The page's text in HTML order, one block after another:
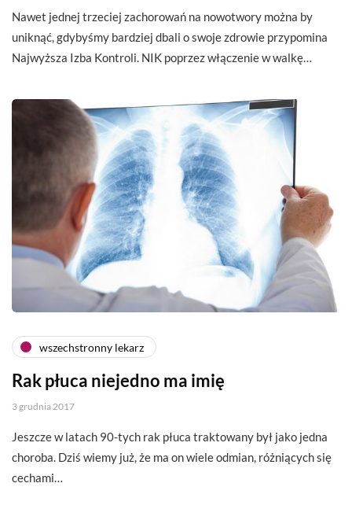
Nawet jednej trzeciej zachorowań na nowotwory można by
uniknąć, gdybyśmy bardziej dbali o swoje zdrowie przypomina
Najwyższa Izba Kontroli. NIK poprzez włączenie w walkę…
wszechstronny lekarz
Rak płuca niejedno ma imię
3 grudnia 2017
Jeszcze w latach 90-tych rak płuca traktowany był jako jedna
choroba. Dziś wiemy już, że ma on wiele odmian, różniących się
cechami…